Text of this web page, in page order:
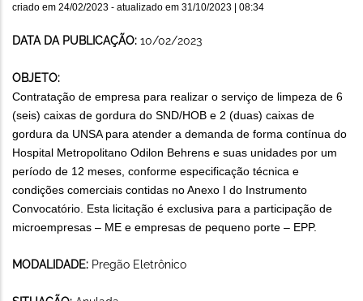
criado em 24/02/2023 - atualizado em 31/10/2023 | 08:34
DATA DA PUBLICAÇÃO: 10/02/2023
OBJETO:
Contratação de empresa para realizar o serviço de limpeza de 6
(seis) caixas de gordura do SND/HOB e 2 (duas) caixas de
gordura da UNSA para atender a demanda de forma contínua do
Hospital Metropolitano Odilon Behrens e suas unidades por um
período de 12 meses, conforme especificação técnica e
condições comerciais contidas no Anexo I do Instrumento
Convocatório. Esta licitação é exclusiva para a participação de
microempresas – ME e empresas de pequeno porte – EPP.
MODALIDADE: Pregão Eletrônico